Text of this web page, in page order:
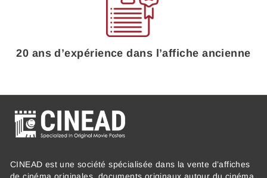
20 ans d’expérience dans l’affiche ancienne
CINEAD est une société spécialisée dans la vente d’affiches